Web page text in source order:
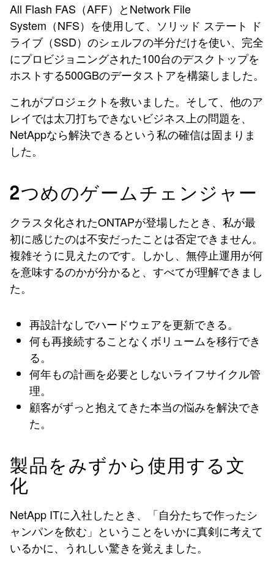
All Flash FAS（AFF）とNetwork File
System（NFS）を使用して、ソリッド ステート ド
ライブ（SSD）のシェルフの半分だけを使い、完全
にプロビジョニングされた100台のデスクトップを
ホストする500GBのデータストアを構築しました。
これがプロジェクトを救いました。そして、他のア
レイでは太刀打ちできないビジネス上の問題を、
NetAppなら解決できるという私の確信は固まりま
した。
2つめのゲームチェンジャー
クラスタ化されたONTAPが登場したとき、私が最
初に感じたのは不安だったことは否定できません。
複雑そうに見えたのです。しかし、無停止運用が何
を意味するのかが分かると、すべてが理解できまし
た。
再設計なしでハードウェアを更新できる。
何も再接続することなくボリュームを移行でき
る。
何年もの計画を必要としないライフサイクル管
理。
顧客がずっと抱えてきた本当の悩みを解決でき
た。
製品をみずから使用する文
化
NetApp ITに入社したとき、「自分たちで作ったシ
ャンパンを飲む」ということをいかに真剣に考えて
いるかに、うれしい驚きを覚えました。